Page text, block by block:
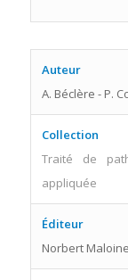
Auteur
A. Béclère - P.
Collection
Traité de
appliquée
Éditeur
Norbert